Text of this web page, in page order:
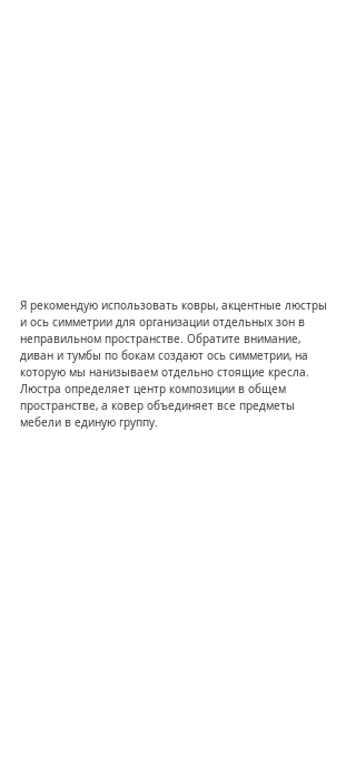
Я рекомендую использовать ковры, акцентные люстры
и ось симметрии для организации отдельных зон в
неправильном пространстве. Обратите внимание,
диван и тумбы по бокам создают ось симметрии, на
которую мы нанизываем отдельно стоящие кресла.
Люстра определяет центр композиции в общем
пространстве, а ковер объединяет все предметы
мебели в единую группу.